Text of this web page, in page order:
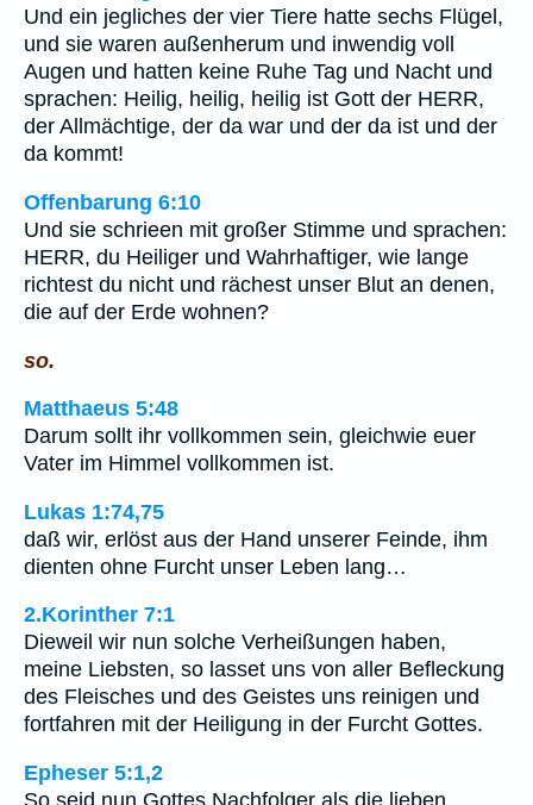
Und ein jegliches der vier Tiere hatte sechs Flügel,
und sie waren außenherum und inwendig voll
Augen und hatten keine Ruhe Tag und Nacht und
sprachen: Heilig, heilig, heilig ist Gott der HERR,
der Allmächtige, der da war und der da ist und der
da kommt!
Offenbarung 6:10
Und sie schrieen mit großer Stimme und sprachen:
HERR, du Heiliger und Wahrhaftiger, wie lange
richtest du nicht und rächest unser Blut an denen,
die auf der Erde wohnen?
so.
Matthaeus 5:48
Darum sollt ihr vollkommen sein, gleichwie euer
Vater im Himmel vollkommen ist.
Lukas 1:74,75
daß wir, erlöst aus der Hand unserer Feinde, ihm
dienten ohne Furcht unser Leben lang…
2.Korinther 7:1
Dieweil wir nun solche Verheißungen haben,
meine Liebsten, so lasset uns von aller Befleckung
des Fleisches und des Geistes uns reinigen und
fortfahren mit der Heiligung in der Furcht Gottes.
Epheser 5:1,2
So seid nun Gottes Nachfolger als die lieben